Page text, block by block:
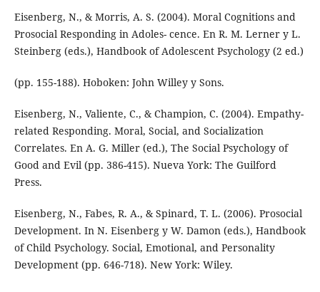
Eisenberg, N., & Morris, A. S. (2004). Moral Cognitions and
Prosocial Responding in Adoles- cence. En R. M. Lerner y L.
Steinberg (eds.), Handbook of Adolescent Psychology (2 ed.)
(pp. 155-188). Hoboken: John Willey y Sons.
Eisenberg, N., Valiente, C., & Champion, C. (2004). Empathy-
related Responding. Moral, Social, and Socialization
Correlates. En A. G. Miller (ed.), The Social Psychology of
Good and Evil (pp. 386-415). Nueva York: The Guilford
Press.
Eisenberg, N., Fabes, R. A., & Spinard, T. L. (2006). Prosocial
Development. In N. Eisenberg y W. Damon (eds.), Handbook
of Child Psychology. Social, Emotional, and Personality
Development (pp. 646-718). New York: Wiley.